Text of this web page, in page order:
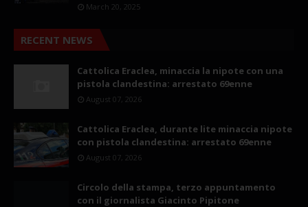
March 20, 2025
RECENT NEWS
Cattolica Eraclea, minaccia la nipote con una
pistola clandestina: arrestato 69enne
August 07, 2026
Cattolica Eraclea, durante lite minaccia nipote
con pistola clandestina: arrestato 69enne
August 07, 2026
Circolo della stampa, terzo appuntamento
con il giornalista Giacinto Pipitone